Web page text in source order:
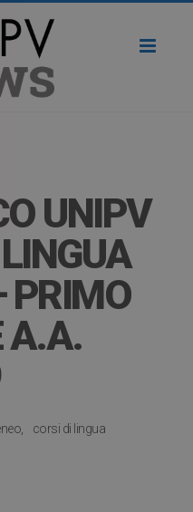
UNIPV
PRIMO
A.A.
corsi di lingua